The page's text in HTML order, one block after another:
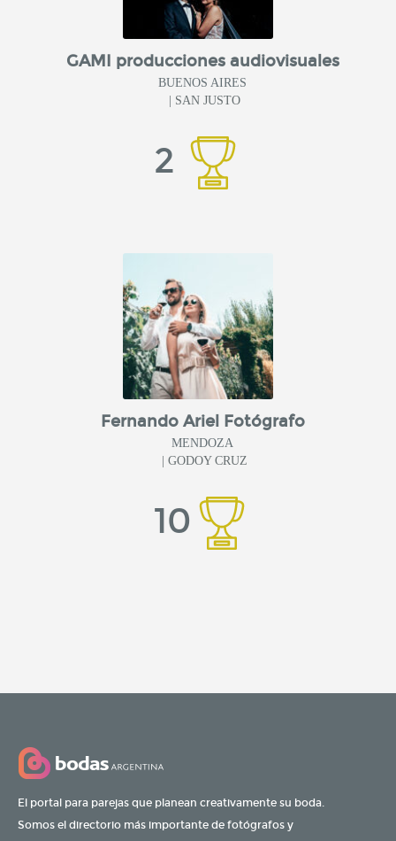
GAMI producciones audiovisuales
BUENOS AIRES
| SAN JUSTO
2
Fernando Ariel Fotógrafo
MENDOZA
| GODOY CRUZ
10
El portal para parejas que planean creativamente su boda.
Somos el directorio más importante de fotógrafos y